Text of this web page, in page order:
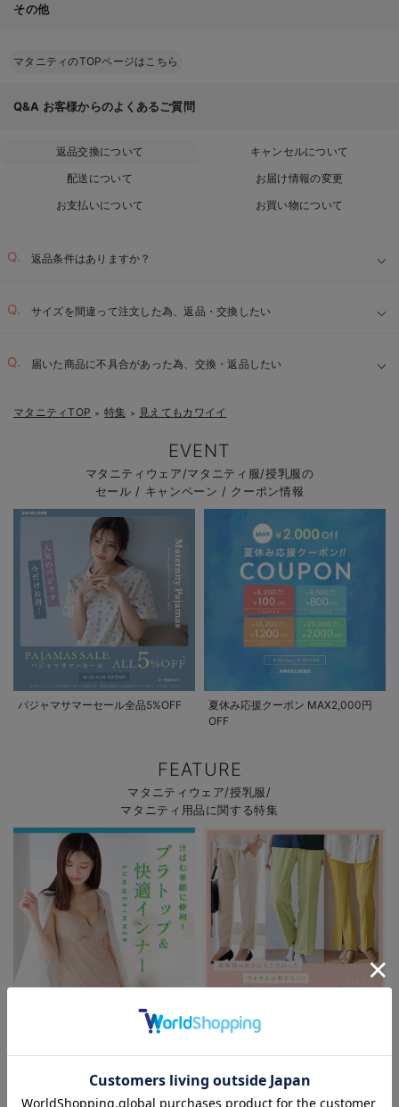
その他
マタニティのTOPページはこちら
Q&A お客様からのよくあるご質問
返品交換について
キャンセルについて
配送について
お届け情報の変更
お支払いについて
お買い物について
返品条件はありますか？
サイズを間違って注文した為、返品・交換したい
届いた商品に不具合があった為、交換・返品したい
お気に入り商品を確認する
マタニティTOP ＞ 特集 ＞ 見えてもカワイイ
EVENT
マタニティウェア/マタニティ服/授乳服の
セール / キャンペーン / クーポン情報
パジャマサマーセール全品5%OFF
夏休み応援クーポン MAX2,000円
OFF
FEATURE
マタニティウェア/授乳服/
マタニティ用品に関する特集
春夏を快適に過ごせるマタニティパ